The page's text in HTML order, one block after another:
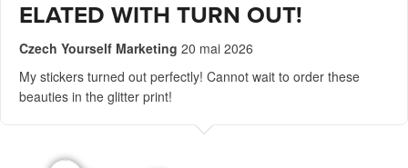
ELATED WITH TURN OUT!
Czech Yourself Marketing 20 mai 2026
My stickers turned out perfectly! Cannot wait to order these
beauties in the glitter print!